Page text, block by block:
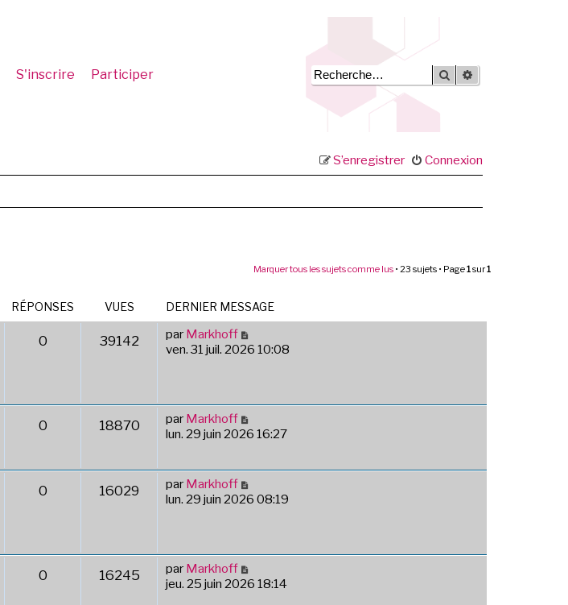
S'inscrire Participer Rechercher
Connexion
S’enregistrer
Marquer tous les sujets comme lus • 23 sujets • Page1sur1
RÉPONSES VUES DERNIER MESSAGE
0 39142 par Markhoff
ven. 31 juil. 2026 10:08
0 18870 par Markhoff
lun. 29 juin 2026 16:27
0 16029 par Markhoff
lun. 29 juin 2026 08:19
0 16245 par Markhoff
jeu. 25 juin 2026 18:14